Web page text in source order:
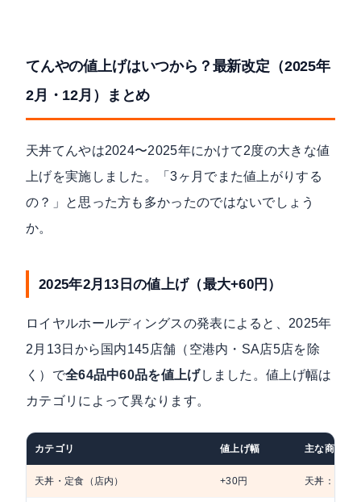
てんやの値上げはいつから？最新改定（2025年
2月・12月）まとめ
天丼てんやは2024〜2025年にかけて2度の大きな値
上げを実施しました。「3ヶ月でまた値上がりする
の？」と思った方も多かったのではないでしょう
か。
2025年2月13日の値上げ（最大+60円）
ロイヤルホールディングスの発表によると、2025年
2月13日から国内145店舗（空港内・SA店5店を除
く）で全64品中60品を値上げ しました。値上げ幅は
カテゴリによって異なります。
カテゴリ 値上げ幅 主な商品例
天丼・定食（店内） +30円 天丼：590